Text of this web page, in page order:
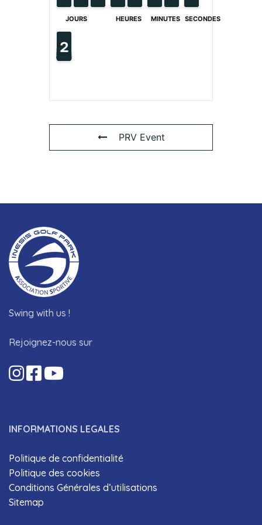
JOURS HEURES MINUTES SECONDES
2
2
1
PRV Event
Swing with us !
Rejoignez-nous sur
INFORMATIONS LEGALES
Politique de confidentialité
Politique des cookies
Conditions Générales d’utilisations
Sitemap